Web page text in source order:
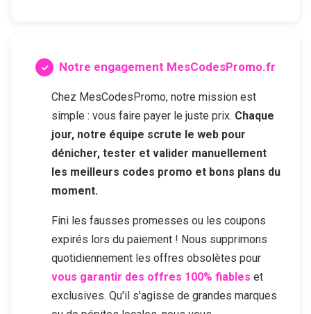
Notre engagement MesCodesPromo.fr
Chez MesCodesPromo, notre mission est
simple : vous faire payer le juste prix. Chaque
jour, notre équipe scrute le web pour
dénicher, tester et valider manuellement
les meilleurs codes promo et bons plans du
moment.
Fini les fausses promesses ou les coupons
expirés lors du paiement ! Nous supprimons
quotidiennement les offres obsolètes pour
vous garantir des offres 100% fiables et
exclusives. Qu'il s'agisse de grandes marques